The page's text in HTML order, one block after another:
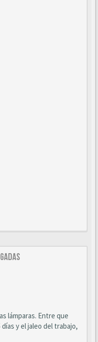
lámparas. Entre que
y el jaleo del trabajo,